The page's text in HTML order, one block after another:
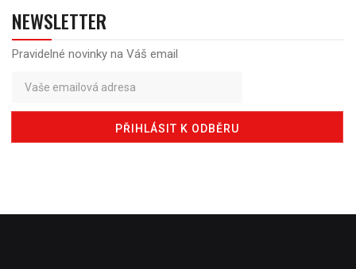
NEWSLETTER
Pravidelné novinky na Váš email